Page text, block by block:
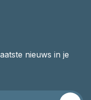
nieuws in je